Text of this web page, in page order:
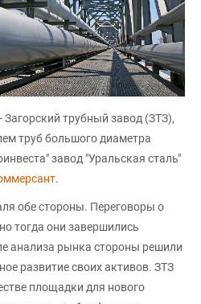
Загорский трубный завод (ЗТЗ),
труб большого диаметра
завод "Уральская сталь"
.
обе стороны. Переговоры о
тогда они завершились
анализа рынка стороны решили
развитие своих активов. ЗТЗ
площадки для нового